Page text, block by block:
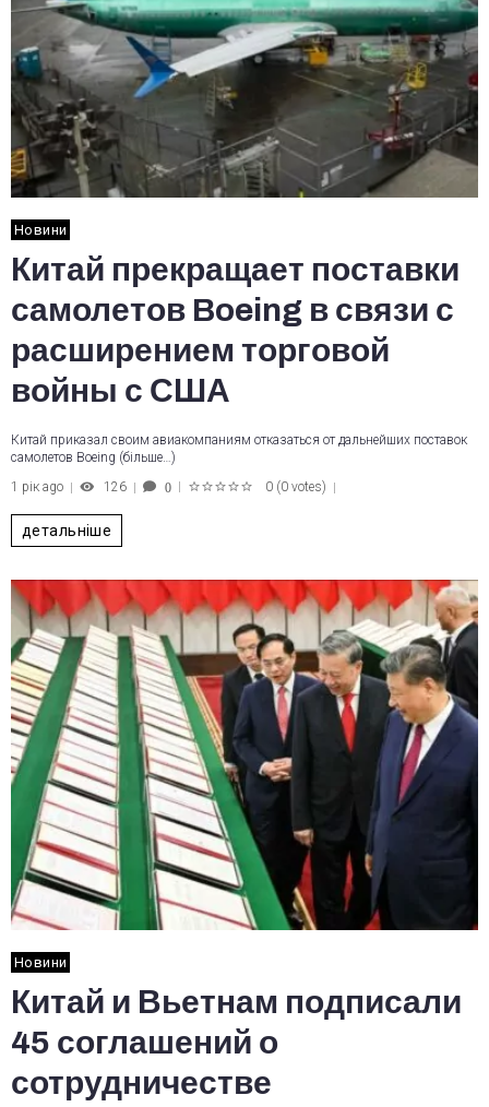
Новини
Китай прекращает поставки
самолетов Boeing в связи с
расширением торговой
войны с США
Китай приказал своим авиакомпаниям отказаться от дальнейших поставок
самолетов Boeing (більше…)
1 рік ago
126 0 0 (0 votes)
детальніше
Новини
Китай и Вьетнам подписали
45 соглашений о
сотрудничестве